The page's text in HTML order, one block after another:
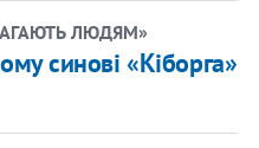
ЛЮДЯМ»
синові «Кіборга»